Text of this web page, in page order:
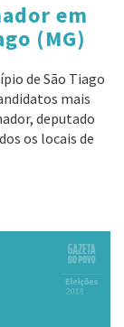
em
(MG)
de São Tiago
mais
deputado
os locais de